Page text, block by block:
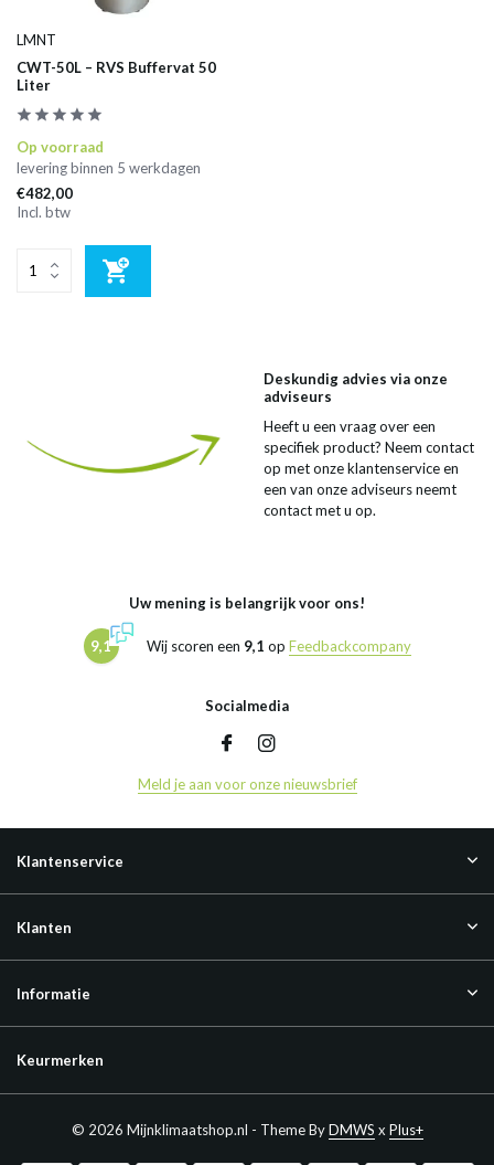
LMNT
CWT-50L – RVS Buffervat 50
Liter
Op voorraad
levering binnen 5 werkdagen
€482,00
Incl. btw
Deskundig advies via onze
adviseurs
Heeft u een vraag over een
specifiek product? Neem contact
op met onze klantenservice en
een van onze adviseurs neemt
contact met u op.
Uw mening is belangrijk voor ons!
9,1 Wij scoren een 9,1 op Feedbackcompany
Socialmedia
Meld je aan voor onze nieuwsbrief
Klantenservice
Klanten
Informatie
Keurmerken
© 2026 Mijnklimaatshop.nl - Theme ByDMWS x Plus+